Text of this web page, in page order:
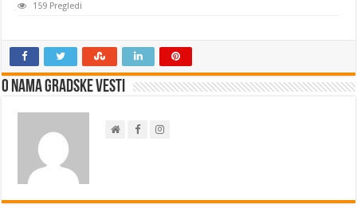
159 Pregledi
O nama Gradske Vesti